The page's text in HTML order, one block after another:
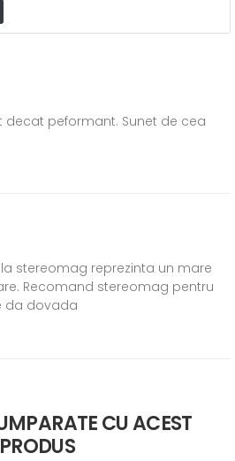
decat peformant. Sunet de cea
stereomag reprezinta un mare
Recomand stereomag pentru
da dovada
CU ACEST
PRODUS